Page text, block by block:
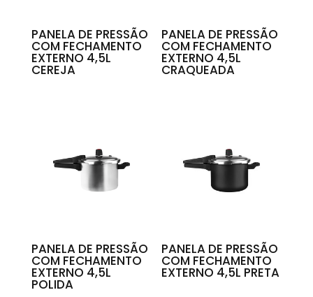
PANELA DE PRESSÃO
COM FECHAMENTO
EXTERNO 4,5L
CEREJA
PANELA DE PRESSÃO
COM FECHAMENTO
EXTERNO 4,5L
CRAQUEADA
PANELA DE PRESSÃO
COM FECHAMENTO
EXTERNO 4,5L
POLIDA
PANELA DE PRESSÃO
COM FECHAMENTO
EXTERNO 4,5L PRETA